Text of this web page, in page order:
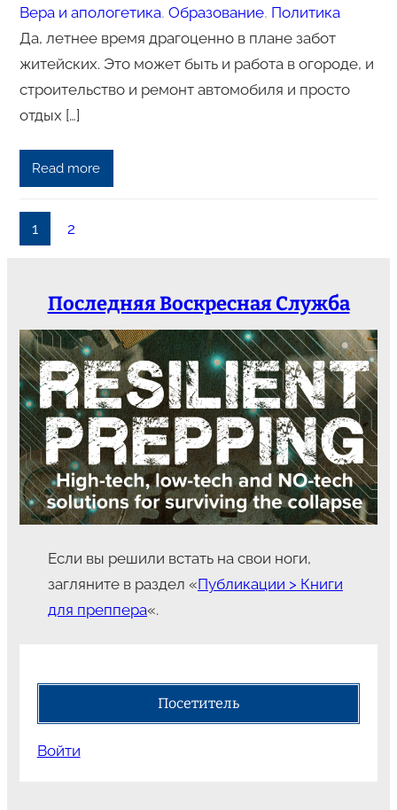
Вера и апологетика, Образование, Политика
Да, летнее время драгоценно в плане забот
житейских. Это может быть и работа в огороде, и
строительство и ремонт автомобиля и просто
отдых […]
Read more
1 2
Последняя Воскресная Служба
Если вы решили встать на свои ноги,
загляните в раздел «Публикации > Книги
для преппера«.
Посетитель
Войти